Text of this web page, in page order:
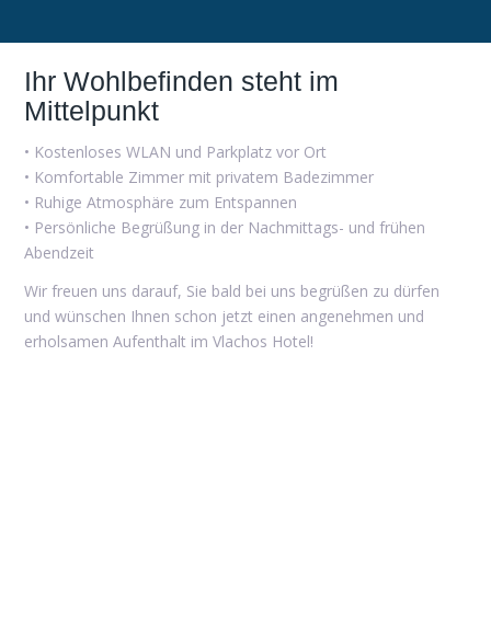
Ihr Wohlbefinden steht im
Mittelpunkt
• Kostenloses WLAN und Parkplatz vor Ort
• Komfortable Zimmer mit privatem Badezimmer
• Ruhige Atmosphäre zum Entspannen
• Persönliche Begrüßung in der Nachmittags- und frühen
Abendzeit
Wir freuen uns darauf, Sie bald bei uns begrüßen zu dürfen
und wünschen Ihnen schon jetzt einen angenehmen und
erholsamen Aufenthalt im Vlachos Hotel!